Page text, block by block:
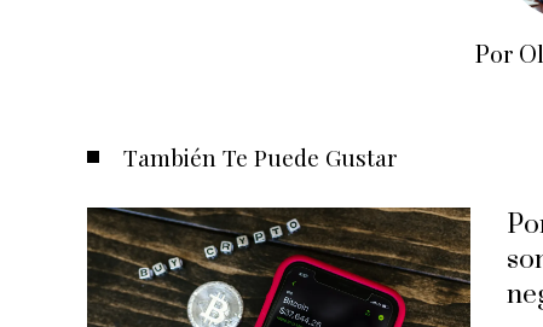
Por
También Te Puede Gustar